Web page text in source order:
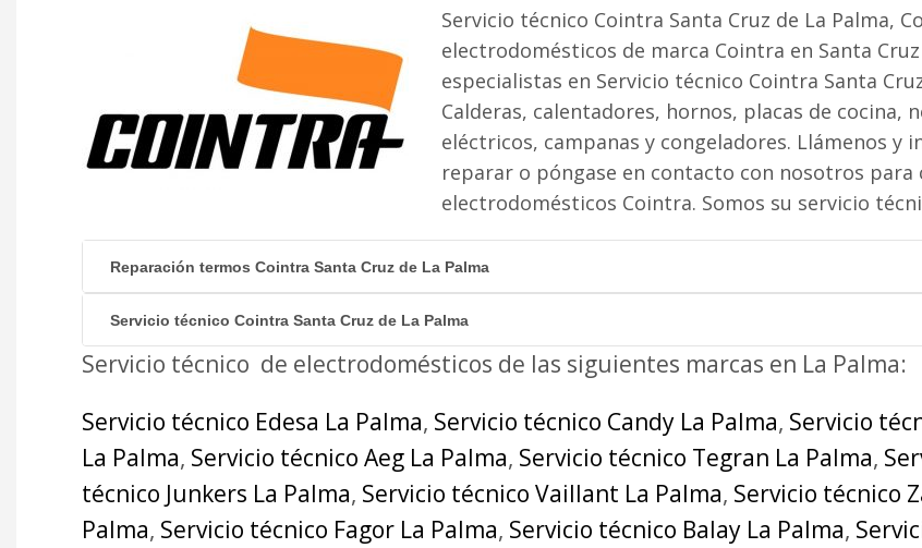
Servicio técnico Cointra Santa Cruz de La Palma,
electrodomésticos de marca Cointra en Santa
especialistas en Servicio técnico Cointra Santa
Calderas, calentadores, hornos, placas de cocina,
eléctricos, campanas y congeladores. Llámenos
reparar o póngase en contacto con nosotros
electrodomésticos Cointra. Somos su servicio
Reparación termos Cointra Santa Cruz de La Palma
Servicio técnico Cointra Santa Cruz de La Palma
Servicio técnico de electrodomésticos de las siguientes marcas en La Palma:
Servicio técnico Edesa La Palma, Servicio técnico Candy La Palma, Servicio
La Palma, Servicio técnico Aeg La Palma, Servicio técnico Tegran La Palma,
técnico Junkers La Palma, Servicio técnico Vaillant La Palma, Servicio técnico
Palma, Servicio técnico Fagor La Palma, Servicio técnico Balay La Palma,